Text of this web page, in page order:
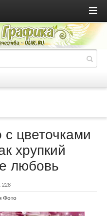
цветочками
хрупкий
любовь
228
Фото